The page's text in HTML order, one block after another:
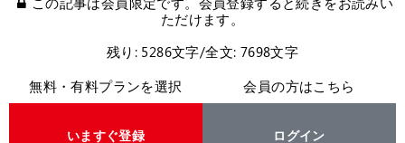
ただけます。
残り: 5286文字/全文: 7698文字
無料・有料プランを選択
いますぐ登録
会員の方はこちら
ログイン